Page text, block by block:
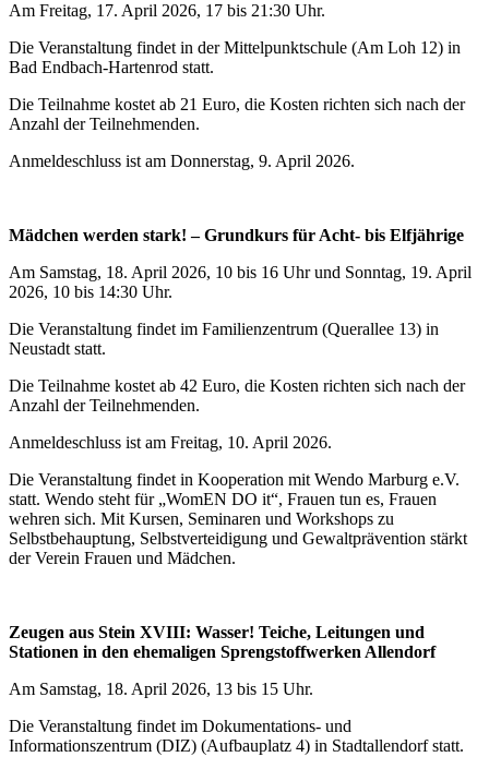
Am Freitag, 17. April 2026, 17 bis 21:30 Uhr.
Die Veranstaltung findet in der Mittelpunktschule (Am Loh 12) in
Bad Endbach-Hartenrod statt.
Die Teilnahme kostet ab 21 Euro, die Kosten richten sich nach der
Anzahl der Teilnehmenden.
Anmeldeschluss ist am Donnerstag, 9. April 2026.
Mädchen werden stark! – Grundkurs für Acht- bis Elfjährige
Am Samstag, 18. April 2026, 10 bis 16 Uhr und Sonntag, 19. April
2026, 10 bis 14:30 Uhr.
Die Veranstaltung findet im Familienzentrum (Querallee 13) in
Neustadt statt.
Die Teilnahme kostet ab 42 Euro, die Kosten richten sich nach der
Anzahl der Teilnehmenden.
Anmeldeschluss ist am Freitag, 10. April 2026.
Die Veranstaltung findet in Kooperation mit Wendo Marburg e.V.
statt. Wendo steht für „WomEN DO it“, Frauen tun es, Frauen
wehren sich. Mit Kursen, Seminaren und Workshops zu
Selbstbehauptung, Selbstverteidigung und Gewaltprävention stärkt
der Verein Frauen und Mädchen.
Zeugen aus Stein XVIII: Wasser! Teiche, Leitungen und
Stationen in den ehemaligen Sprengstoffwerken Allendorf
Am Samstag, 18. April 2026, 13 bis 15 Uhr.
Die Veranstaltung findet im Dokumentations- und
Informationszentrum (DIZ) (Aufbauplatz 4) in Stadtallendorf statt.